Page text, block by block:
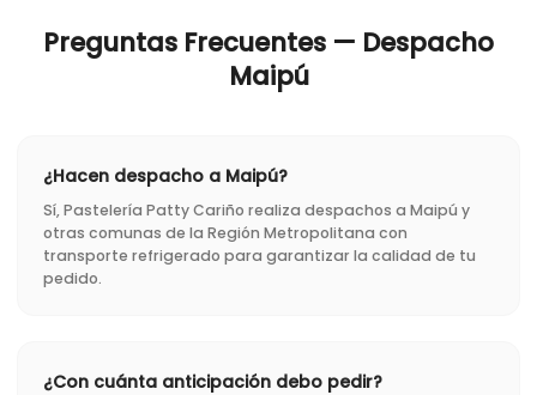
Preguntas Frecuentes — Despacho
Maipú
¿Hacen despacho a Maipú?
Sí, Pastelería Patty Cariño realiza despachos a Maipú y
otras comunas de la Región Metropolitana con
transporte refrigerado para garantizar la calidad de tu
pedido.
¿Con cuánta anticipación debo pedir?